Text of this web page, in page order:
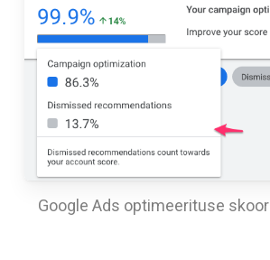
Google Ads optimeerituse skoor